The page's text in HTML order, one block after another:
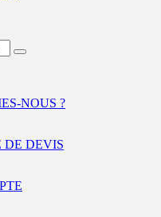
NOUS ?
DE DEVIS